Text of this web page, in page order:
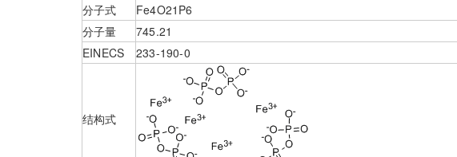
分子式
Fe4O21P6
分子量
745.21
EINECS
233-190-0
结构式